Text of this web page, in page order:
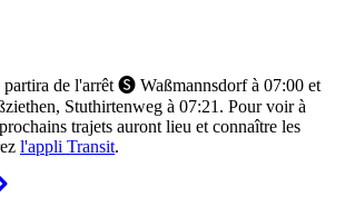
de l'arrêt 🅢 Waßmannsdorf à 07:00 et
Stuthirtenweg à 07:21. Pour voir à
trajets auront lieu et connaître les
l'appli Transit.